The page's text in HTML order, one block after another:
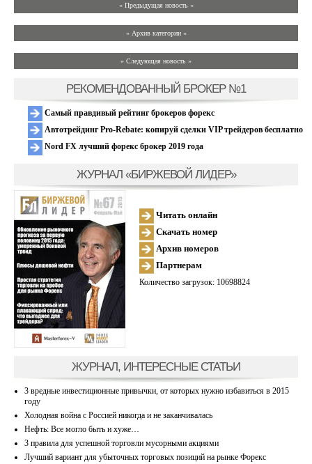
« Предыдущая новость «
» Архив категории «
» Следующая новость »
РЕКОМЕНДОВАННЫЙ БРОКЕР №1
Самый правдивый рейтинг брокеров форекс
Автотрейдинг Pro-Rebate: копируй сделки VIP трейдеров бесплатно
Nord FX лучший форекс брокер 2019 года
ЖУРНАЛ «БИРЖЕВОЙ ЛИДЕР»
Читать онлайн
Скачать номер
Архив номеров
Партнерам
Количество загрузок: 10698824
ЖУРНАЛ, ИНТЕРЕСНЫЕ СТАТЬИ
3 вредные инвестиционные привычки, от которых нужно избавиться в 2015
году
Холодная война с Россией никогда и не заканчивалась
Нефть: Все могло быть и хуже…
3 правила для успешной торговли мусорными акциями
Лучший вариант для убыточных торговых позиций на рынке Форекс